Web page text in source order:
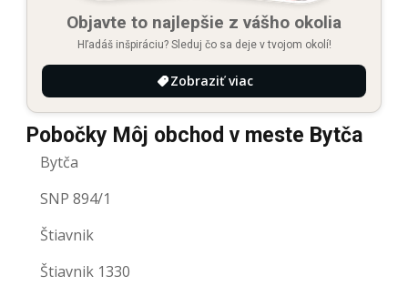
Objavte to najlepšie z vášho okolia
Hľadáš inšpiráciu? Sleduj čo sa deje v tvojom okolí!
Zobraziť viac
Pobočky Môj obchod v meste Bytča
Bytča
SNP 894/1
Štiavnik
Štiavnik 1330